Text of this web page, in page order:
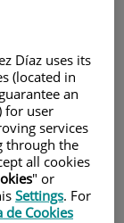
Díaz uses its
(located in
an
for user
services
through the
all cookies
" or
Settings. For
de Cookies